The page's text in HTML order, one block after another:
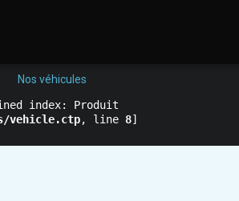
Nos véhicules
index: Produit
vehicle.ctp, line 8]